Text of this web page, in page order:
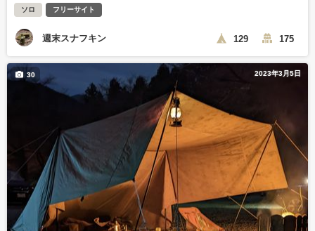
ソロ フリーサイト
週末スナフキン 129 175
2023年3月5日
30